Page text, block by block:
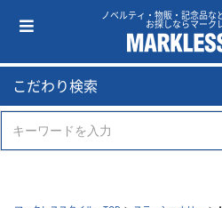
ノベルティ・物販・記念品な
お探しならマーク
こだわり検索